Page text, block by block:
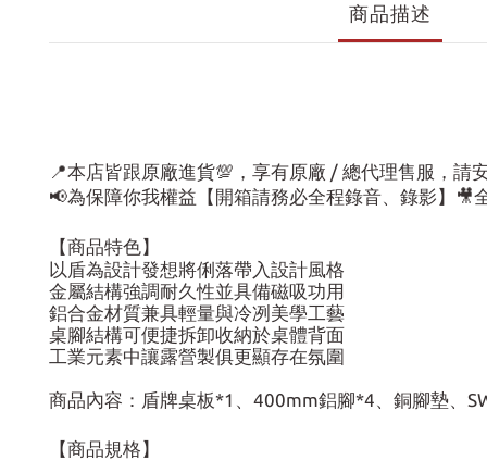
商品描述
📍本店皆跟原廠進貨💯，享有原廠 / 總代理售服，請
📢為保障你我權益【開箱請務必全程錄音、錄影】🎥
【商品特色】
以盾為設計發想將俐落帶入設計風格
金屬結構強調耐久性並具備磁吸功用
鋁合金材質兼具輕量與冷冽美學工藝
桌腳結構可便捷拆卸收納於桌體背面
工業元素中讓露營製俱更顯存在氛圍
商品內容：盾牌桌板*1、400mm鋁腳*4、銅腳墊、
【商品規格】